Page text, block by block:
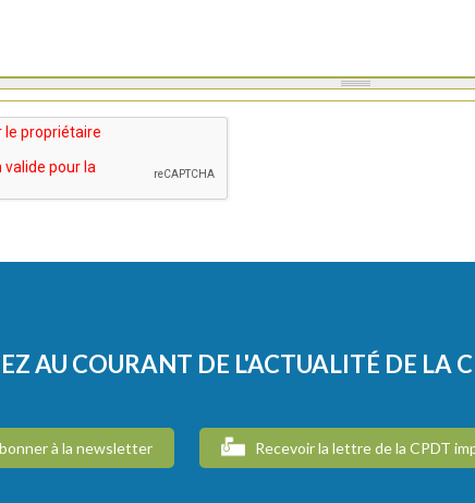
AU COURANT DE L'ACTUALITÉ DE LA
à la newsletter Recevoir la lettre de la CPDT